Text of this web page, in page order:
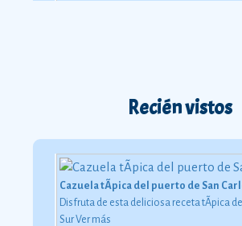
Recién vistos
Cazuela tÃ­pica del puerto de San
Disfruta de esta deliciosa receta tÃ­pica
SurVer más